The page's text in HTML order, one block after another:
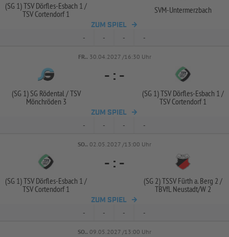
(SG 1) TSV Dörfles-Esbach 1 /
TSV Cortendorf 1
SVM-Untermerzbach
ZUM SPIEL
- - - -
FR.. 30.04.2027 /16:30 Uhr
(SG 1) SG Rödental /TSV
Mönchröden 3
- : -
(SG 1) TSV Dörfles-Esbach 1 /
TSV Cortendorf 1
ZUM SPIEL
- - - -
SO.. 02.05.2027 /13:00 Uhr
(SG 1) TSV Dörfles-Esbach 1 /
TSV Cortendorf 1
- : -
(SG 2) TSSV Fürth a. Berg 2 /
TBVfL Neustadt/W 2
ZUM SPIEL
- - - -
SO.. 09.05.2027 /13:00 Uhr